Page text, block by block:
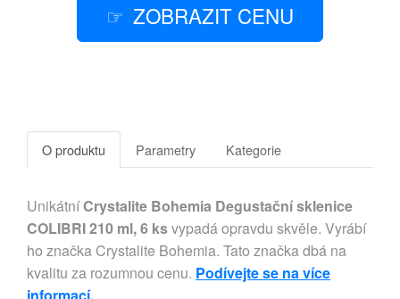
ZOBRAZIT CENU
O produktu Parametry Kategorie
UnikátníCrystalite Bohemia Degustační sklenice
COLIBRI 210 ml, 6 ksvypadá opravdu skvěle. Vyrábí
ho značka Crystalite Bohemia. Tato značka dbá na
kvalitu za rozumnou cenu. Podívejte se na více